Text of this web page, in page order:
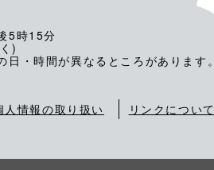
5時15分
)
・時間が異なるところがあります。
人情報の取り扱い リンクについて